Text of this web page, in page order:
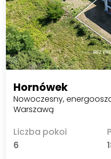
Hornówek
Nowoczesny,
Warszawą
Liczba pokoi
6